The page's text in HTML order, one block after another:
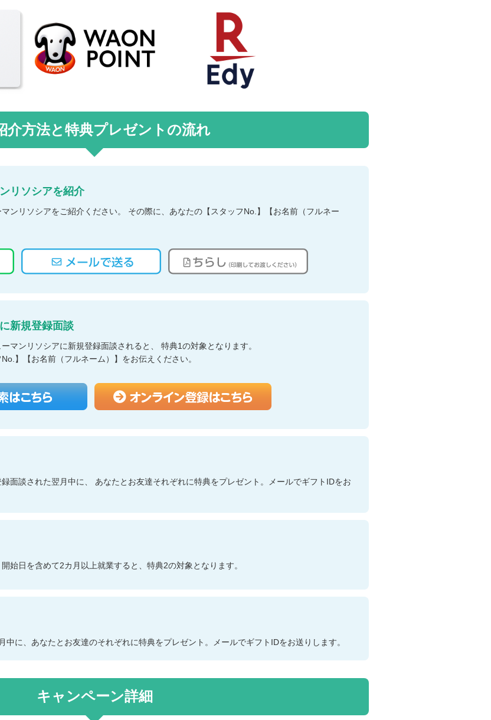
介方法と特典プレゼントの流れ
リソシアを紹介
ンリソシアをご紹介ください。 その際に、あなたの【スタッフNo.】【お名前（フルネー
新規登録面談
マンリソシアに新規登録面談されると、 特典1の対象となります。
】【お名前（フルネーム）】をお伝えください。
面談された翌月中に、 あなたとお友達それぞれに特典をプレゼント。メールでギフトIDをお
始日を含めて2カ月以上就業すると、特典2の対象となります。
中に、あなたとお友達のそれぞれに特典をプレゼント。メールでギフトIDをお送りします。
キャンペーン詳細